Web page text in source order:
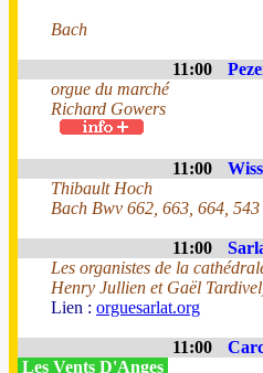
Bach
11:00
orgue du marché
Richard Gowers
11:00
Thibault Hoch
Bach Bwv 662, 663, 664, 543
11:00
Les organistes de la
Henry Jullien et Gaël
Lien : orguesarlat.org
11:00
Les Vents D'Anges